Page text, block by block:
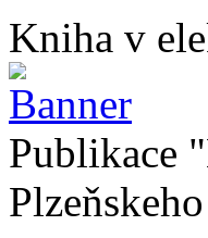
Kniha v
Publikace